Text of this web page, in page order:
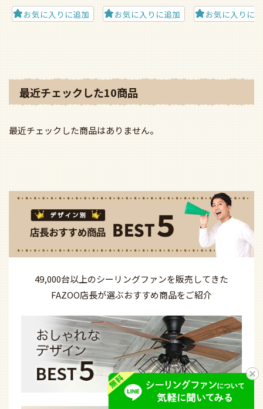
お気に入りに追加 お気に入りに追加 お気に入りに
最近チェックした10商品
最近チェックした商品はありません。
49,000台以上のシーリングファンを販売してきた
FAZOO店長が選ぶおすすめ商品をご紹介